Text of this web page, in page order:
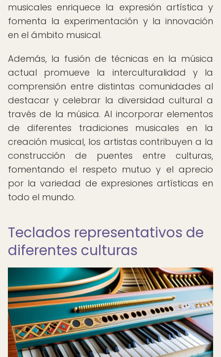
musicales enriquece la expresión artística y
fomenta la experimentación y la innovación
en el ámbito musical.
Además, la fusión de técnicas en la música
actual promueve la interculturalidad y la
comprensión entre distintas comunidades al
destacar y celebrar la diversidad cultural a
través de la música. Al incorporar elementos
de diferentes tradiciones musicales en la
creación musical, los artistas contribuyen a la
construcción de puentes entre culturas,
fomentando el respeto mutuo y el aprecio
por la variedad de expresiones artísticas en
todo el mundo.
Teclados representativos de
diferentes culturas